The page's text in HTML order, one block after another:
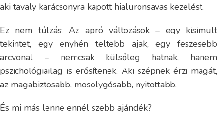
aki tavaly karácsonyra kapott hialuronsavas kezelést.
Ez nem túlzás. Az apró változások – egy kisimult
tekintet, egy enyhén teltebb ajak, egy feszesebb
arcvonal – nemcsak külsőleg hatnak, hanem
pszichológiailag is erősítenek. Aki szépnek érzi magát,
az magabiztosabb, mosolygósabb, nyitottabb.
És mi más lenne ennél szebb ajándék?